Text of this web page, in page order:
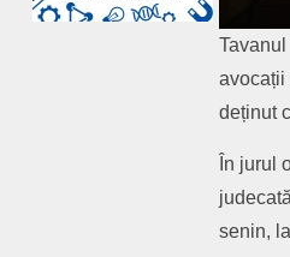
avocații
deținut
În jurul
senin,